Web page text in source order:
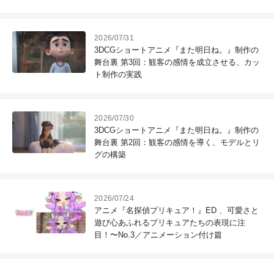
2026/07/31
3DCGショートアニメ『また明日ね。』制作の
舞台裏 第3回：観客の感情を成立させる、カッ
ト制作の実践
2026/07/30
3DCGショートアニメ『また明日ね。』制作の
舞台裏 第2回：観客の感情を導く、モデルとリ
グの構築
2026/07/24
アニメ『名探偵プリキュア！』ED 、可愛さと
遊び心あふれるプリキュアたちの表現に注
目！〜No.3／アニメーション付け篇